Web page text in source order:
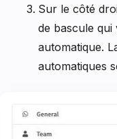
Sur le côté
de bascule qui
automatique.
automatiques